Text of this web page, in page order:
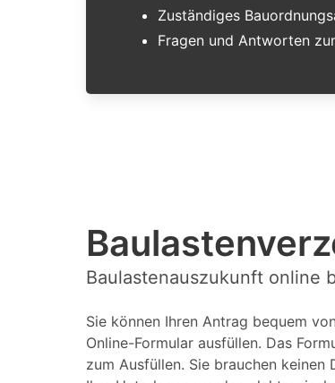
Zuständiges
Fragen und Antworten
Baulastenauszukunft online
Sie können Ihren Antrag bequem
Online-Formular ausfüllen. Das
zum Ausfüllen. Sie brauchen keinen